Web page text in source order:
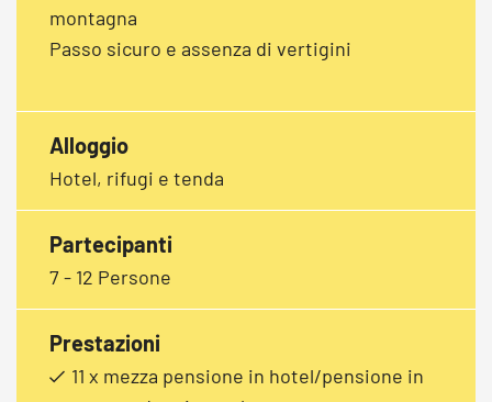
montagna
Passo sicuro e assenza di vertigini
Alloggio
Hotel, rifugi e tenda
Partecipanti
7 - 12 Persone
Prestazioni
11 x mezza pensione in hotel/pensione in